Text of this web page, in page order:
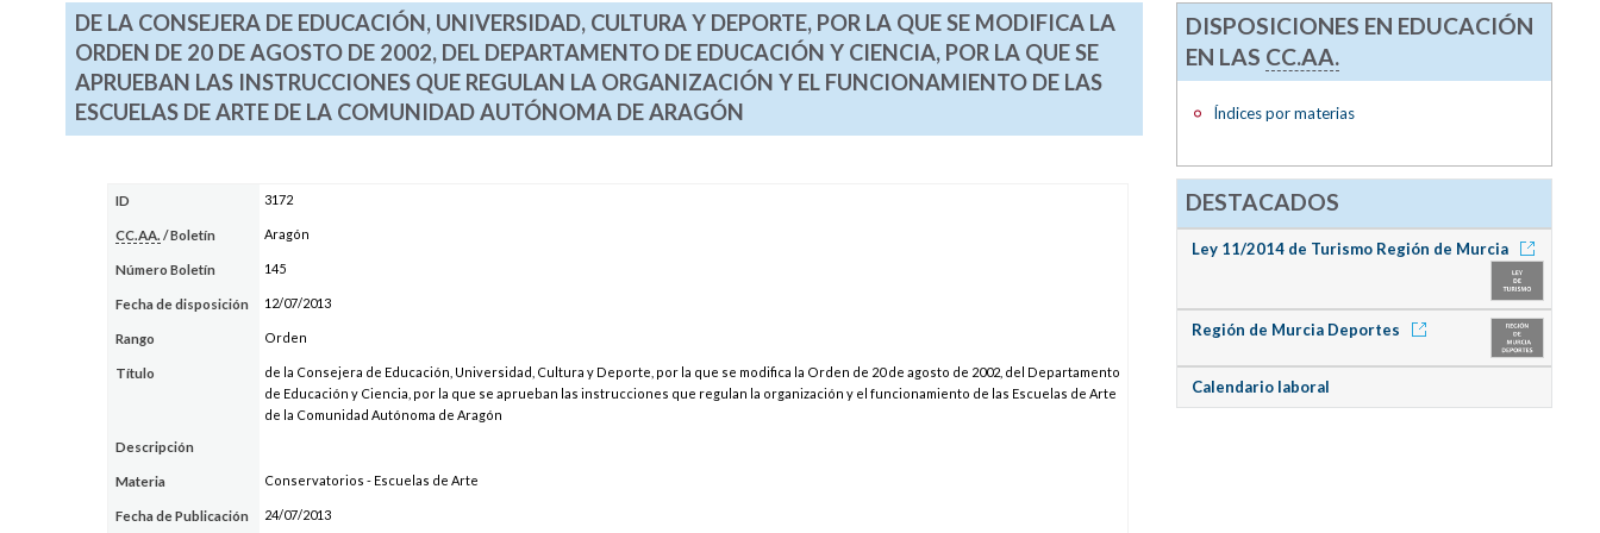
DE LA CONSEJERA DE EDUCACIÓN, UNIVERSIDAD, CULTURA Y DEPORTE, POR LA QUE SE MODIFICA LA
ORDEN DE 20 DE AGOSTO DE 2002, DEL DEPARTAMENTO DE EDUCACIÓN Y CIENCIA, POR LA QUE SE
APRUEBAN LAS INSTRUCCIONES QUE REGULAN LA ORGANIZACIÓN Y EL FUNCIONAMIENTO DE LAS
ESCUELAS DE ARTE DE LA COMUNIDAD AUTÓNOMA DE ARAGÓN
ID 3172
CC.AA. / Boletín Aragón
Número Boletín 145
Fecha de disposición 12/07/2013
Rango Orden
Título
de la Consejera de Educación, Universidad, Cultura y Deporte, por la que se modifica la Orden de 20 de agosto de 2002, del Departamento
de Educación y Ciencia, por la que se aprueban las instrucciones que regulan la organización y el funcionamiento de las Escuelas de Arte
de la Comunidad Autónoma de Aragón
Descripción
Materia Conservatorios - Escuelas de Arte
Fecha de Publicación 24/07/2013
DISPOSICIONES EN EDUCACIÓN
EN LAS CC.AA.
Índices por materias
DESTACADOS
Ley 11/2014 de Turismo Región de Murcia
Región de Murcia Deportes
Calendario laboral